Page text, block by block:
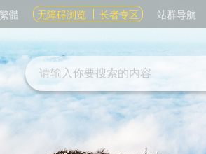
繁體 无障碍浏览 长者专区 站群导航